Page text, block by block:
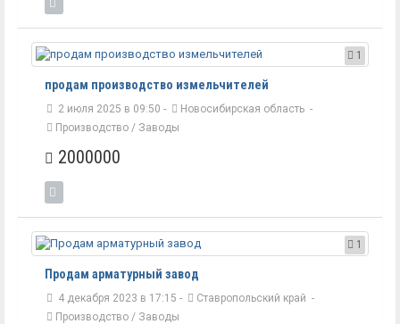
1
продам производство измельчителей
2 июля 2025 в 09:50 - Новосибирская область -
Производство / Заводы
2000000
1
Продам арматурный завод
4 декабря 2023 в 17:15 - Ставропольский край -
Производство / Заводы